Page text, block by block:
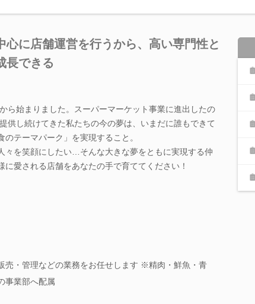
に店舗運営を行うから、高い専門性と
長できる
ら始まりました。スーパーマーケット事業に進出したの
供し続けてきた私たちの今の夢は、いまだに誰もできて
テーマパーク」を実現すること。
々を笑顔にしたい…そんな大きな夢をともに実現する仲
愛される店舗をあなたの手で育ててください！
売・管理などの業務をお任せします ※精肉・鮮魚・青
事業部へ配属